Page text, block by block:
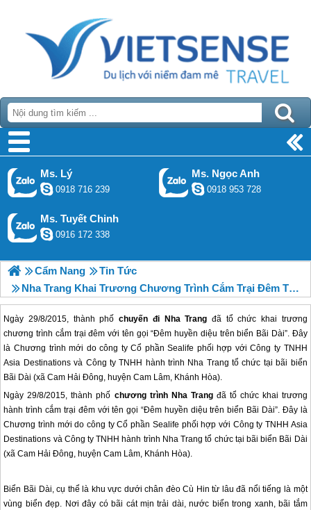
Ms. Lý
0918 716 239
Ms. Ngọc Anh
0918 953 728
Ms. Tuyết Chinh
0916 172 338
Cẩm Nang
Tin Tức
Nha Trang Khai Trương Chương Trình Cắm Trại Đêm Tại Biển Bãi Dài
Ngày 29/8/2015, thành phốchuyến đi Nha Trang đã tổ chức khai trương
chương trình cắm trại đêm với tên gọi “Đêm huyền diệu trên biển Bãi Dài”. Đây
là Chương trình mới do công ty Cổ phần Sealife phối hợp với Công ty TNHH
Asia Destinations và Công ty TNHH hành trình Nha Trang tổ chức tại bãi biển
Bãi Dài (xã Cam Hải Đông, huyện Cam Lâm, Khánh Hòa).
Ngày 29/8/2015, thành phố chương trình Nha Trangđã tổ chức khai trương
hành trình cắm trại đêm với tên gọi “Đêm huyền diệu trên biển Bãi Dài”. Đây là
Chương trình mới do công ty Cổ phần Sealife phối hợp với Công ty TNHH Asia
Destinations và Công ty TNHH hành trình Nha Trang tổ chức tại bãi biển Bãi Dài
(xã Cam Hải Đông, huyện Cam Lâm, Khánh Hòa).
Biển Bãi Dài, cụ thể là khu vực dưới chân đèo Cù Hin từ lâu đã nổi tiếng là một
vùng biển đẹp. Nơi đây có bãi cát mịn trải dài, nước biển trong xanh, bãi tắm